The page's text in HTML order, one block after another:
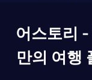
어스토리
만의 여행